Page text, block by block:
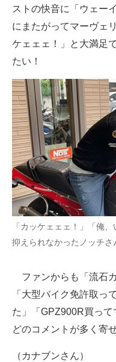
ストの快音に「ウェー
にまたがってマーヴェ
ケェェェ！」と大満足
たい！
「カッケェェェ！」「俺
抑えられなかったノッチさ
ファンからも「流石
「大型バイク免許取っ
た」「GPZ900R買っ
どのコメントが多く寄
（カナブンさん）